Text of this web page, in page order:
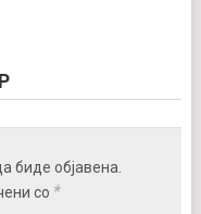
биде објавена.
со *